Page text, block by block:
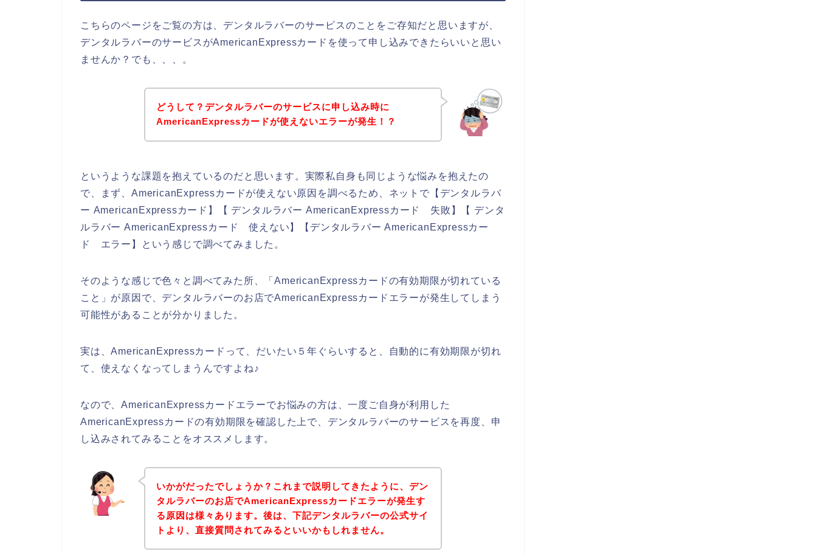
こちらのページをご覧の方は、デンタルラバーのサービスのことをご存知だと思いますが、
デンタルラバーのサービスがAmericanExpressカードを使って申し込みできたらいいと思い
ませんか？でも、、、。
どうして？デンタルラバーのサービスに申し込み時に
AmericanExpressカードが使えないエラーが発生！？
というような課題を抱えているのだと思います。実際私自身も同じような悩みを抱えたの
で、まず、AmericanExpressカードが使えない原因を調べるため、ネットで【デンタルラバ
ー AmericanExpressカード】【 デンタルラバー AmericanExpressカード 失敗】【 デンタ
ルラバー AmericanExpressカード 使えない】【デンタルラバー AmericanExpressカー
ド エラー】という感じで調べてみました。
そのような感じで色々と調べてみた所、「AmericanExpressカードの有効期限が切れている
こと」が原因で、デンタルラバーのお店でAmericanExpressカードエラーが発生してしまう
可能性があることが分かりました。
実は、AmericanExpressカードって、だいたい５年ぐらいすると、自動的に有効期限が切れ
て、使えなくなってしまうんですよね♪
なので、AmericanExpressカードエラーでお悩みの方は、一度ご自身が利用した
AmericanExpressカードの有効期限を確認した上で、デンタルラバーのサービスを再度、申
し込みされてみることをオススメします。
いかがだったでしょうか？これまで説明してきたように、デン
タルラバーのお店でAmericanExpressカードエラーが発生す
る原因は様々あります。後は、下記デンタルラバーの公式サイ
トより、直接質問されてみるといいかもしれません。